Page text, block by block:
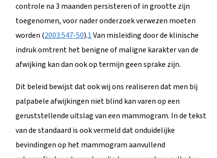
controle na 3 maanden persisteren of in grootte zijn
toegenomen, voor nader onderzoek verwezen moeten
worden (2003:547-50).1Van misleiding door de klinische
indruk omtrent het benigne of maligne karakter van de
afwijking kan dan ook op termijn geen sprake zijn.
Dit beleid bewijst dat ook wij ons realiseren dat men bij
palpabele afwijkingen niet blind kan varen op een
geruststellende uitslag van een mammogram. In de tekst
van de standaard is ook vermeld dat onduidelijke
bevindingen op het mammogram aanvullend